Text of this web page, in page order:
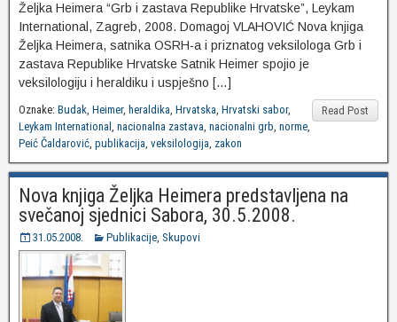
Željka Heimera “Grb i zastava Republike Hrvatske”, Leykam
International, Zagreb, 2008. Domagoj VLAHOVIĆ Nova knjiga
Željka Heimera, satnika OSRH-a i priznatog veksilologa Grb i
zastava Republike Hrvatske Satnik Heimer spojio je
veksilologiju i heraldiku i uspješno […]
Read Post
Oznake: Budak, Heimer, heraldika, Hrvatska, Hrvatski sabor,
Leykam International , nacionalna zastava, nacionalni grb, norme,
Peić Čaldarović, publikacija, veksilologija, zakon
Nova knjiga Željka Heimera predstavljena na
svečanoj sjednici Sabora, 30.5.2008.
31.05.2008. Publikacije, Skupovi